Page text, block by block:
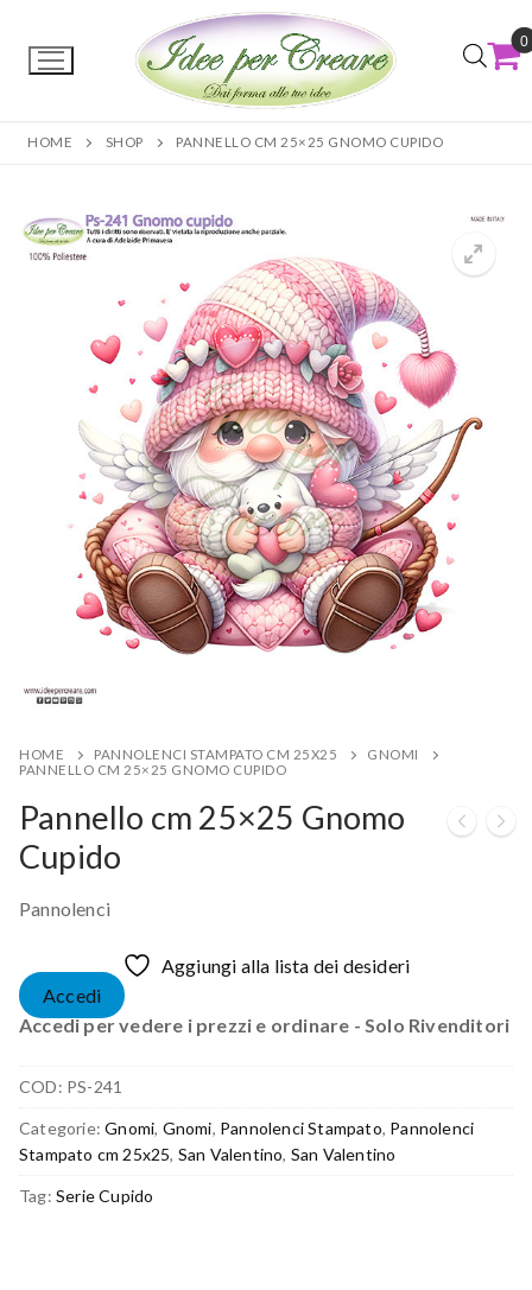
0
HOME SHOP PANNELLO CM 25×25 GNOMO CUPIDO
HOME PANNOLENCI STAMPATO CM 25X25
GNOMI
PANNELLO CM 25×25 GNOMO CUPIDO
Pannello cm 25×25 Gnomo
Cupido
Pannolenci
Aggiungi alla lista dei desideri
Accedi
Accedi per vedere i prezzi e ordinare - Solo Rivenditori
COD: PS-241
Categorie:Gnomi, Gnomi, Pannolenci Stampato, Pannolenci
Stampato cm 25x25, San Valentino, San Valentino
Tag: Serie Cupido